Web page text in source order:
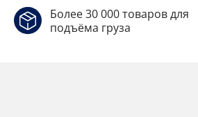
Более 30 000 товаров для
подъёма груза